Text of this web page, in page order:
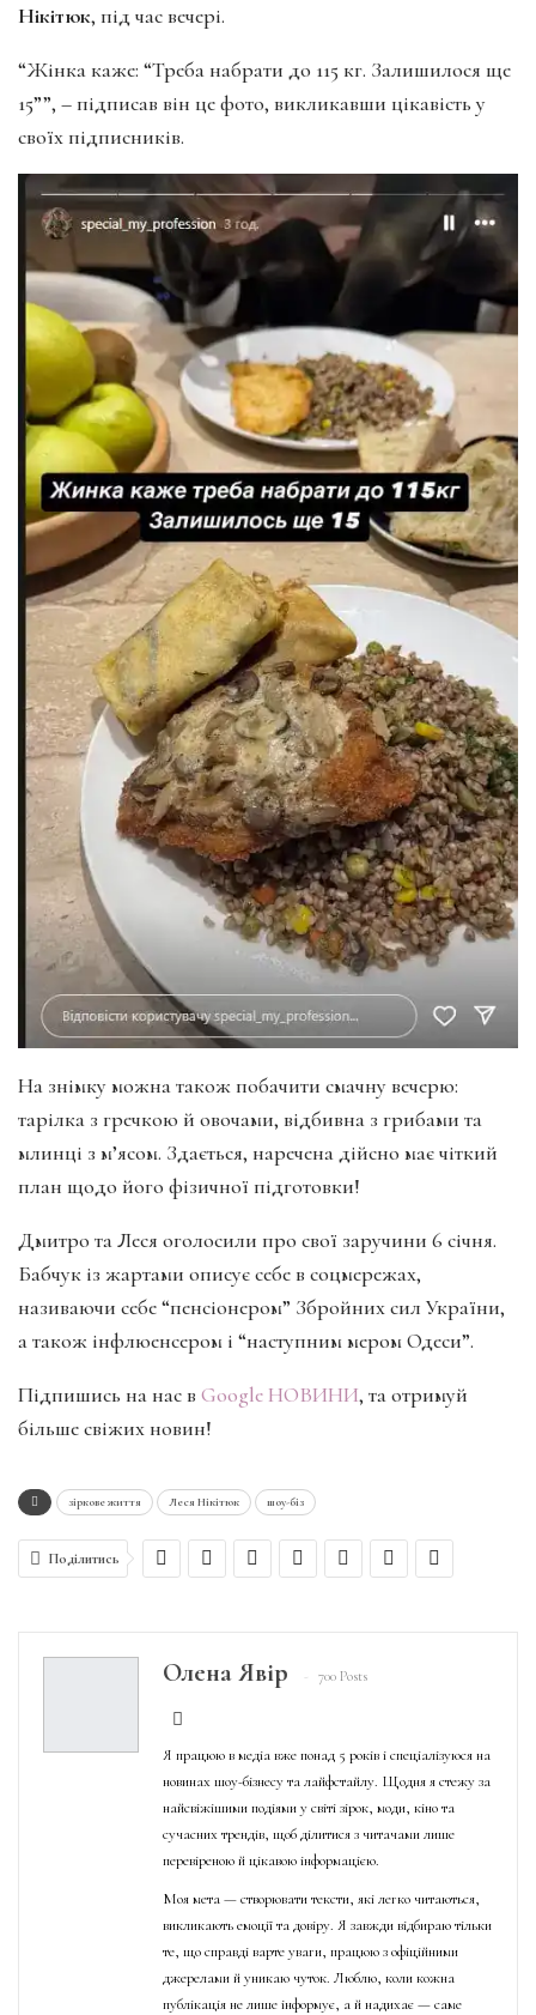
Нікітюк, під час вечері.
“Жінка каже: “Треба набрати до 115 кг. Залишилося ще
15””, – підписав він це фото, викликавши цікавість у
своїх підписників.
На знімку можна також побачити смачну вечерю:
тарілка з гречкою й овочами, відбивна з грибами та
млинці з м’ясом. Здається, наречена дійсно має чіткий
план щодо його фізичної підготовки!
Дмитро та Леся оголосили про свої заручини 6 січня.
Бабчук із жартами описує себе в соцмережах,
називаючи себе “пенсіонером” Збройних сил України,
а також інфлюенсером і “наступним мером Одеси”.
Підпишись на нас в Google НОВИНИ, та отримуй
більше свіжих новин!
зіркове життя Леся Нікітюк шоу-біз
Поділитись
Олена Явір 700 Posts
Я працюю в медіа вже понад 5 років і спеціалізуюся на
новинах шоу-бізнесу та лайфстайлу. Щодня я стежу за
найсвіжішими подіями у світі зірок, моди, кіно та
сучасних трендів, щоб ділитися з читачами лише
перевіреною й цікавою інформацією.
Моя мета — створювати тексти, які легко читаються,
викликають емоції та довіру. Я завжди відбираю тільки
те, що справді варте уваги, працюю з офіційними
джерелами й уникаю чуток. Люблю, коли кожна
публікація не лише інформує, а й надихає — саме